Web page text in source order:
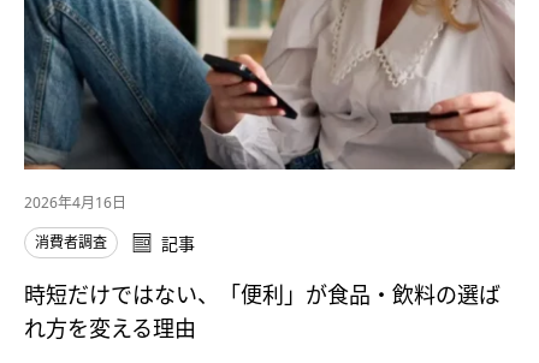
2026年4月16日
消費者調査
記事
時短だけではない、「便利」が食品・飲料の選ば
れ方を変える理由